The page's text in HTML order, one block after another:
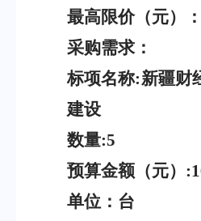
最高限价（元）：
采购需求：
标项名称:新疆财
建设
数量:5
预算金额（元）
单位：台